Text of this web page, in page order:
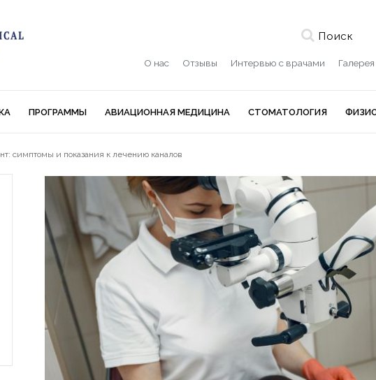
Поиск
О нас Отзывы Интервью с врачами Галерея
ПРОГРАММЫ АВИАЦИОННАЯ МЕДИЦИНА СТОМАТОЛОГИЯ
симптомы и показания к лечению каналов